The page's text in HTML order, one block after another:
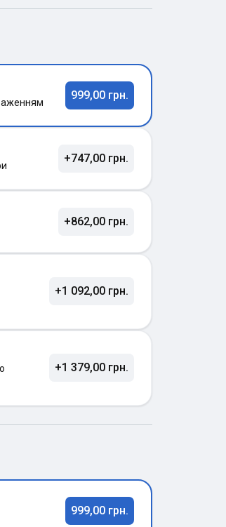
999,00 грн.
+747,00 грн.
+862,00 грн.
+1 092,00 грн.
+1 379,00 грн.
999,00 грн.